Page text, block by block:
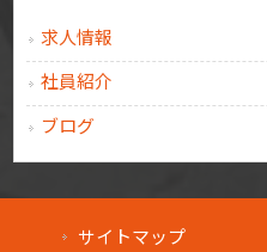
求人情報
社員紹介
ブログ
サイトマップ